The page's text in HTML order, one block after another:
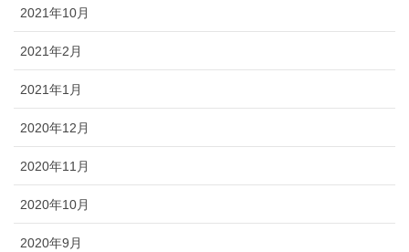
2021年10月
2021年2月
2021年1月
2020年12月
2020年11月
2020年10月
2020年9月